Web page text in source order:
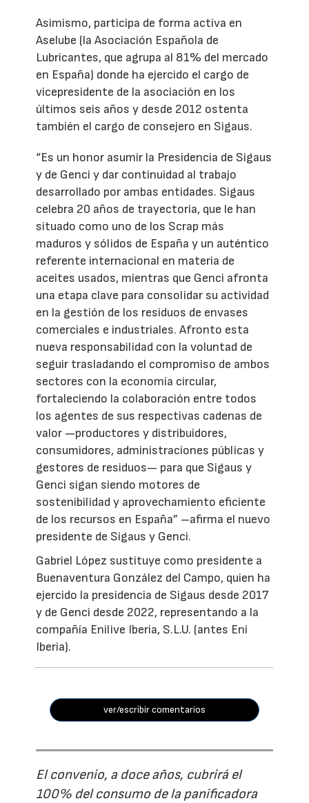
Asimismo, participa de forma activa en
Aselube (la Asociación Española de
Lubricantes, que agrupa al 81% del mercado
en España) donde ha ejercido el cargo de
vicepresidente de la asociación en los
últimos seis años y desde 2012 ostenta
también el cargo de consejero en Sigaus.
“Es un honor asumir la Presidencia de Sigaus
y de Genci y dar continuidad al trabajo
desarrollado por ambas entidades. Sigaus
celebra 20 años de trayectoria, que le han
situado como uno de los Scrap más
maduros y sólidos de España y un auténtico
referente internacional en materia de
aceites usados, mientras que Genci afronta
una etapa clave para consolidar su actividad
en la gestión de los residuos de envases
comerciales e industriales. Afronto esta
nueva responsabilidad con la voluntad de
seguir trasladando el compromiso de ambos
sectores con la economía circular,
fortaleciendo la colaboración entre todos
los agentes de sus respectivas cadenas de
valor —productores y distribuidores,
consumidores, administraciones públicas y
gestores de residuos— para que Sigaus y
Genci sigan siendo motores de
sostenibilidad y aprovechamiento eficiente
de los recursos en España” –afirma el nuevo
presidente de Sigaus y Genci.
Gabriel López sustituye como presidente a
Buenaventura González del Campo, quien ha
ejercido la presidencia de Sigaus desde 2017
y de Genci desde 2022, representando a la
compañía Enilive Iberia, S.L.U. (antes Eni
Iberia).
ver/escribir comentarios
El convenio, a doce años, cubrirá el
100% del consumo de la panificadora